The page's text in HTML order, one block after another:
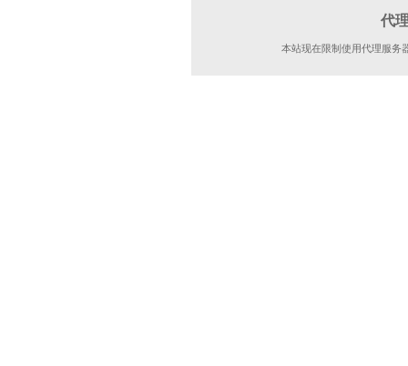
代
本站现在限制使用代理服务